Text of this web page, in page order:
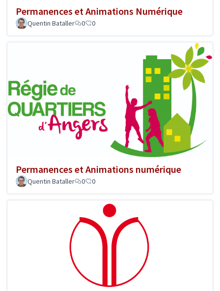
Permanences et Animations Numérique
Quentin Bataller 0 0
Permanences et Animations numérique
Quentin Bataller 0 0